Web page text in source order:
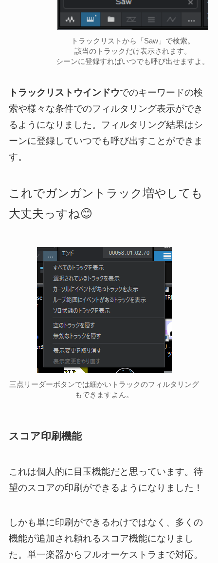
トラックリストから「Saw」で検索。
該当のトラックだけ表示されます。
シーンに登録すればいつでも呼び出せますよ。
トラックリストウインドウでのキーワードの検
索や様々な条件でのフィルタリング表示ができ
るようになりました。フィルタリング結果はシ
ーンに登録していつでも呼び出すことができま
す。
これでガンガントラック増やしても
大丈夫っすね😊
三点リーダーボタンでは細かいトラックのフィルタリング
もできますよん。
スコア印刷機能
これは個人的に目玉機能だと思っています。 待
望のスコアの印刷ができるようになりました！
しかも単に印刷ができるわけではなく、多くの
機能が追加され頼れるスコア機能になりまし
た。単一楽器からフルオーケストラまで対応。